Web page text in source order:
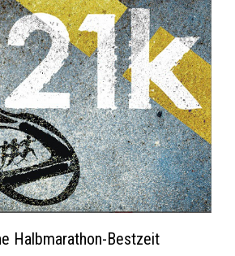
Halbmarathon-Bestzeit